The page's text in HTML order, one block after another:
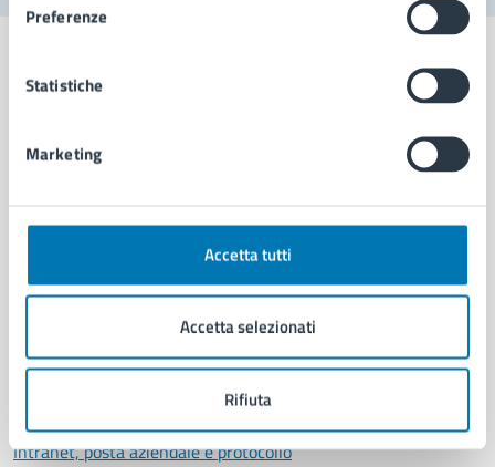
Preferenze
Statistiche
Marketing
Accetta tutti
Accetta selezionati
Rifiuta
Municipalità
Politici
Documenti e dati
Intranet, posta aziendale e protocollo